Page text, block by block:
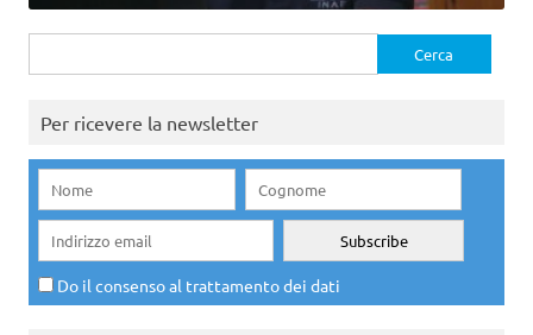
per:
Per ricevere la newsletter
Do il consenso al trattamento dei dati